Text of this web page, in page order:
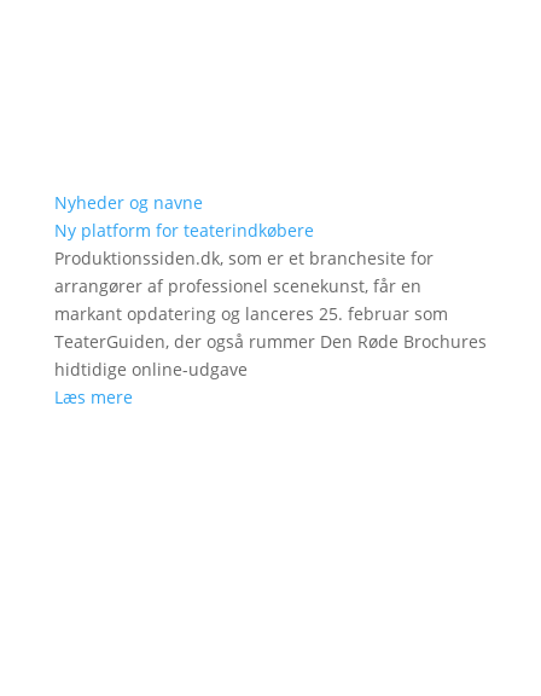
Nyheder og navne
Ny platform for teaterindkøbere
Produktionssiden.dk, som er et branchesite for
arrangører af professionel scenekunst, får en
markant opdatering og lanceres 25. februar som
TeaterGuiden, der også rummer Den Røde Brochures
hidtidige online-udgave
Læs mere